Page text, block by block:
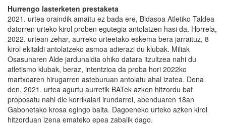
Hurrengo lasterketen prestaketa
2021. urtea oraindik amaitu ez bada ere, Bidasoa Atletiko Taldea
datorren urteko kirol proben egutegia antolatzen hasi da. Horrela,
2022. urtean zehar, aurreko urteetako eskema bera jarraituz, 8
kirol ekitaldi antolatzeko asmoa adierazi du klubak. Miliak
Osasunaren Alde jardunaldia ohiko datara itzultzea nahi du
atletismo klubak, beraz, intentzioa da proba hori 2022ko
martxoaren hirugarren asteburuan antolatu ahal izatea. Dena
den, 2021. urtea agurtu aurretik BATek azken hitzordu bat
proposatu nahi die korrikalari irundarrei, abenduaren 18an
Gabonetako krosa egingo baita. Dagoeneko urteko azken kirol
hitzorduan izena emateko epea zabalik dago.